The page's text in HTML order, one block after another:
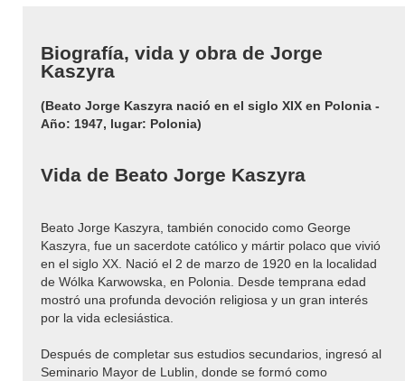
Biografía, vida y obra de Jorge
Kaszyra
(Beato Jorge Kaszyra nació en el siglo XIX en Polonia -
Año: 1947, lugar: Polonia)
Vida de Beato Jorge Kaszyra
Beato Jorge Kaszyra, también conocido como George
Kaszyra, fue un sacerdote católico y mártir polaco que vivió
en el siglo XX. Nació el 2 de marzo de 1920 en la localidad
de Wólka Karwowska, en Polonia. Desde temprana edad
mostró una profunda devoción religiosa y un gran interés
por la vida eclesiástica.
Después de completar sus estudios secundarios, ingresó al
Seminario Mayor de Lublin, donde se formó como